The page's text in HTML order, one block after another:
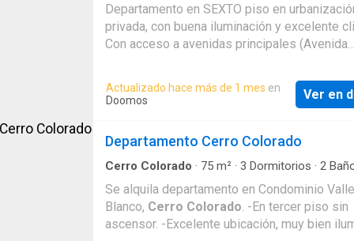
Seguridad·Cochera·Cocina equipada
Departamento en SEXTO piso en
privada, con buena iluminación y excelente
Con acceso a avenidas principales (Avenida
y centros financieros, iglesias, comercio, y
servicios. ? Área total 104 m2 ? Área
m2 ? Ascensor Descripción: - Sala -
incorporado Las otras 2 habitaciones
baño - Cocina estilo americana con mesada
granito, reposteros altos y bajos en melamine
Lavandería - Amplia terraza - Cerca a parque
tiene cochera No se aceptan mascotas NOTA:
Mantenimiento del Edificio S/.100 Vigilancia
Actualizado hace más de 1 mes en
Doomos
Ver en
Departamento Cerro Colorado
Cerro Colorado · 75 m² · 3 Dormitorios · 2
Se alquila departamento en Condominio Valle
Blanco, Cerro Colorado . -En tercer piso sin
ascensor. -Excelente ubicación, muy bien